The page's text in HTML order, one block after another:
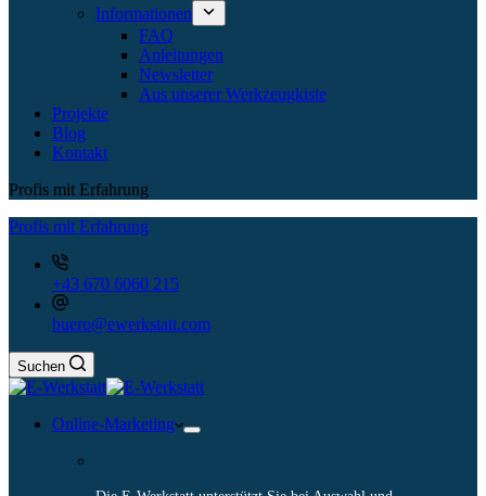
Informationen
FAQ
Anleitungen
Newsletter
Aus unserer Werkzeugkiste
Projekte
Blog
Kontakt
Profis mit Erfahrung
Profis mit Erfahrung
+43 670 6060 215
buero@ewerkstatt.com
Suchen
Online-Marketing